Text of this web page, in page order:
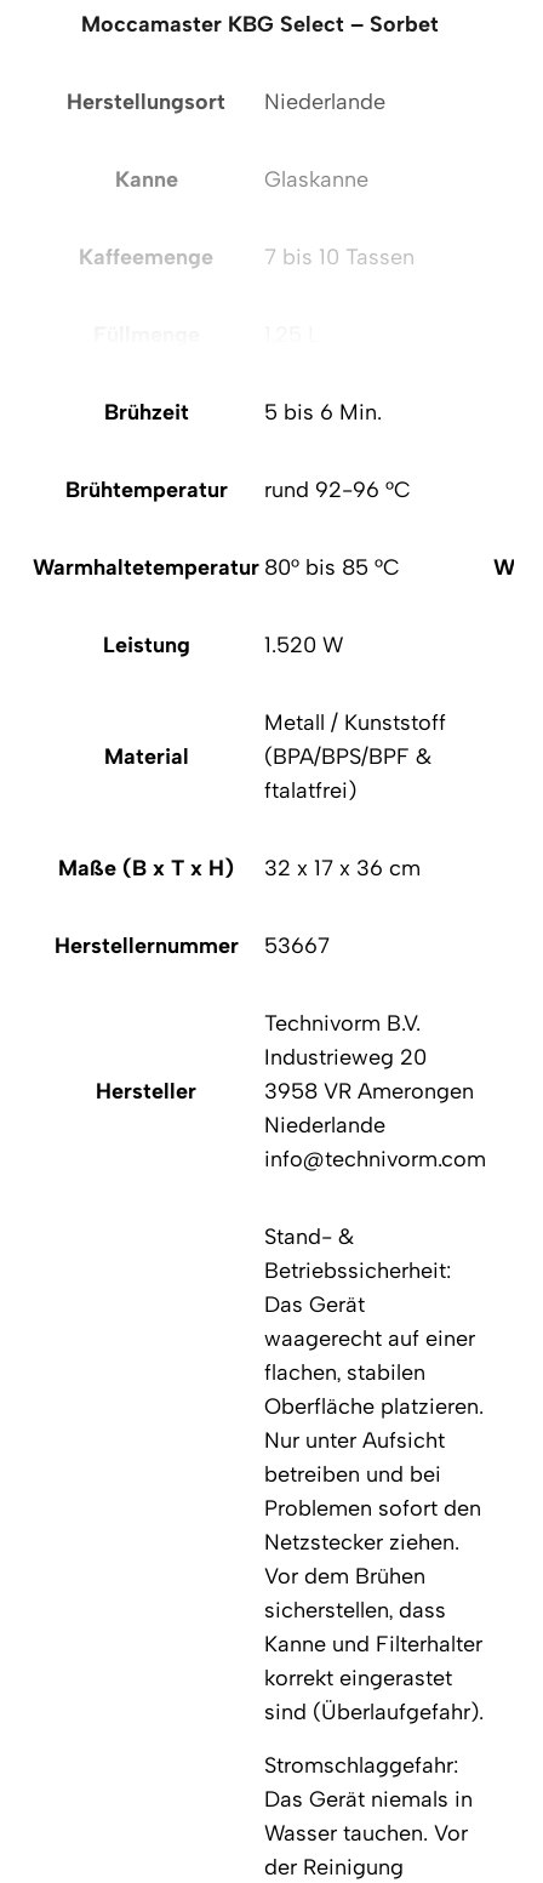
Moccamaster KBG Select – Sorbet
Herstellungsort Niederlande
Kanne Glaskanne
Kaffeemenge 7 bis 10 Tassen
Brühzeit 5 bis 6 Min.
Brühtemperatur rund 92-96 °C
Warmhaltetemperatur 80° bis 85 °C
Leistung 1.520 W
Material
Metall / Kunststoff
(BPA/BPS/BPF &
ftalatfrei)
Maße (B x T x H) 32 x 17 x 36 cm
Herstellernummer 53667
Hersteller
Technivorm B.V.
Industrieweg 20
3958 VR Amerongen
Niederlande
info@technivorm.com
Stand- &
Betriebssicherheit:
Das Gerät
waagerecht auf einer
flachen, stabilen
Oberfläche platzieren.
Nur unter Aufsicht
betreiben und bei
Problemen sofort den
Netzstecker ziehen.
Vor dem Brühen
sicherstellen, dass
Kanne und Filterhalter
korrekt eingerastet
sind (Überlaufgefahr).
Stromschlaggefahr:
Das Gerät niemals in
Wasser tauchen. Vor
der Reinigung